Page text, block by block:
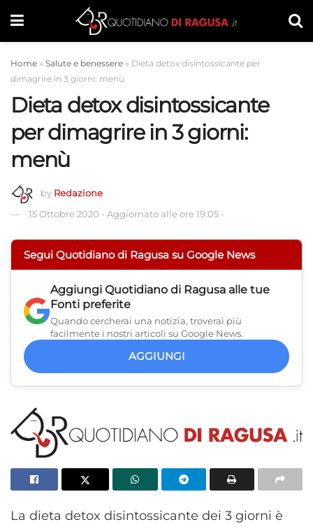
Home » Salute e benessere » Dieta detox disintossicante per
dimagrire in 3 giorni: menù
Dieta detox disintossicante
per dimagrire in 3 giorni:
menù
by Redazione
15 Ottobre 2020 - Aggiornato alle ore 19:05 -
Segui Quotidiano di Ragusa su Google News
Aggiungi Quotidiano di Ragusa alle tue
Fonti preferite
Quando cercherai una notizia, troverai più
facilmente i nostri articoli su Google News.
AGGIUNGI
La dieta detox disintossicante dei 3 giorni è